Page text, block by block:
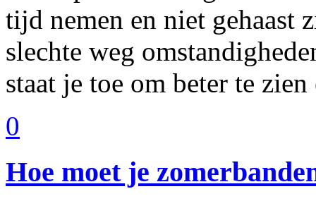
tijd nemen en niet
slechte weg
staat je toe om beter te
0
Hoe moet je